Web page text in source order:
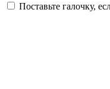
Поставьте галочку,